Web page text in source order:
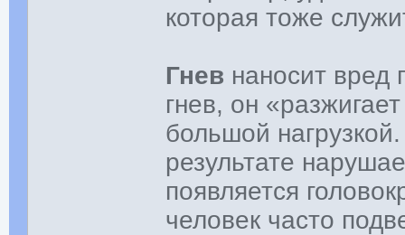
которая тоже
Гнев наносит вред
гнев, он
большой
результате
появляется
человек часто